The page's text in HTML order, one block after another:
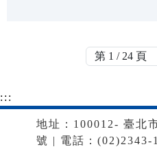
:::
地址：100012- 臺北
號 | 電話：(02)2343-